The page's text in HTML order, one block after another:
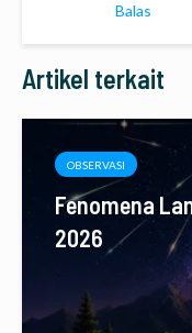
Balas
Artikel terkait
OBSERVASI
Fenomena
2026